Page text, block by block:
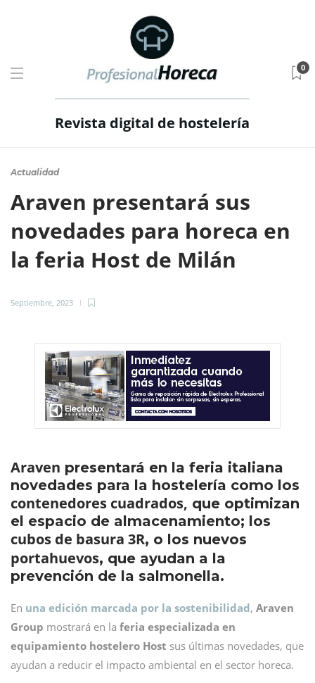
Revista digital de hostelería
0
Actualidad
Araven presentará sus
novedades para horeca en
la feria Host de Milán
Septiembre, 2023
Araven presentará en la feria italiana
novedades para la hostelería como los
contenedores cuadrados, que optimizan
el espacio de almacenamiento; los
cubos de basura 3R, o los nuevos
portahuevos, que ayudan a la
prevención de la salmonella.
En una edición marcada por la sostenibilidad, Araven
Group mostrará en la feria especializada en
equipamiento hostelero Host sus últimas novedades, que
ayudan a reducir el impacto ambiental en el sector horeca.